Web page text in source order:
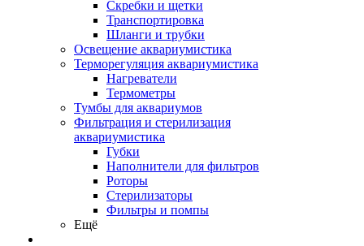
Скребки и щетки
Транспортировка
Шланги и трубки
Освещение аквариумистика
Терморегуляция аквариумистика
Нагреватели
Термометры
Тумбы для аквариумов
Фильтрация и стерилизация
аквариумистика
Губки
Наполнители для фильтров
Роторы
Стерилизаторы
Фильтры и помпы
Ещё